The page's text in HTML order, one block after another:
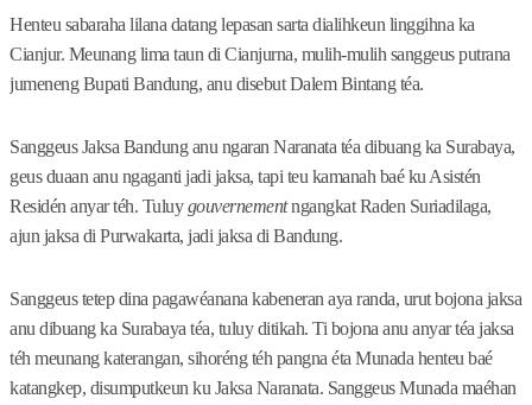
Henteu sabaraha lilana datang lepasan sarta dialihkeun linggihna ka
Cianjur. Meunang lima taun di Cianjurna, mulih-mulih sanggeus putrana
jumeneng Bupati Bandung, anu disebut Dalem Bintang téa.
Sanggeus Jaksa Bandung anu ngaran Naranata téa dibuang ka Surabaya,
geus duaan anu ngaganti jadi jaksa, tapi teu kamanah baé ku Asistén
Residén anyar téh. Tuluygouvernementngangkat Raden Suriadilaga,
ajun jaksa di Purwakarta, jadi jaksa di Bandung.
Sanggeus tetep dina pagawéanana kabeneran aya randa, urut bojona jaksa
anu dibuang ka Surabaya téa, tuluy ditikah. Ti bojona anu anyar téa jaksa
téh meunang katerangan, sihoréng téh pangna éta Munada henteu baé
katangkep, disumputkeun ku Jaksa Naranata. Sanggeus Munada maéhan